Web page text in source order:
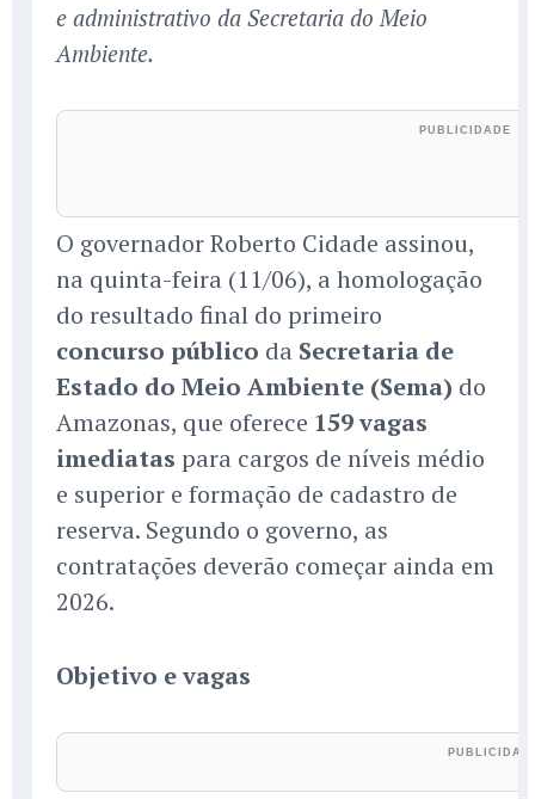
e administrativo da Secretaria do Meio
Ambiente.
O governador Roberto Cidade assinou,
na quinta-feira (11/06), a homologação
do resultado final do primeiro
concurso público da Secretaria de
Estado do Meio Ambiente (Sema) do
Amazonas, que oferece 159 vagas
imediatas para cargos de níveis médio
e superior e formação de cadastro de
reserva. Segundo o governo, as
contratações deverão começar ainda em
2026.
Objetivo e vagas